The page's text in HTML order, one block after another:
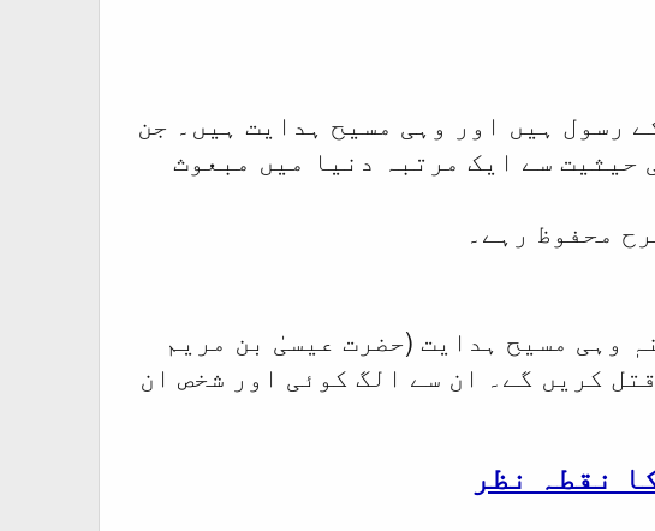
رسول ہیں اور وہی مسیح ہدایت ہیں۔ جن
حیثیت سے ایک مرتبہ دنیا میں مبعوث
محفوظ رہے۔
وہی مسیح ہدایت (حضرت عیسیٰ بن مریم
کریں گے۔ ان سے الگ کوئی اور شخص ان
نقطہ نظر